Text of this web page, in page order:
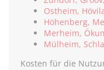
Ostheim,
Höhenberg,
Merheim,
Mülheim,
Kosten für die